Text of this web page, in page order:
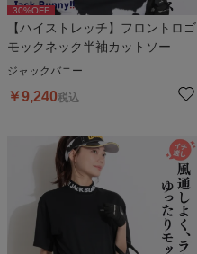
30%OFF
【ハイストレッチ】フロントロゴ
モックネック半袖カットソー
ジャックバニー
￥9,240税込